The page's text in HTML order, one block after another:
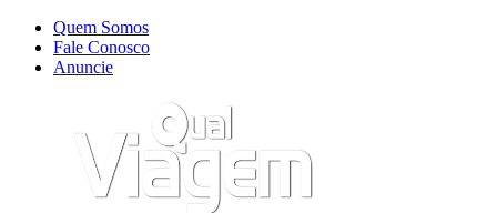
Quem Somos
Fale Conosco
Anuncie